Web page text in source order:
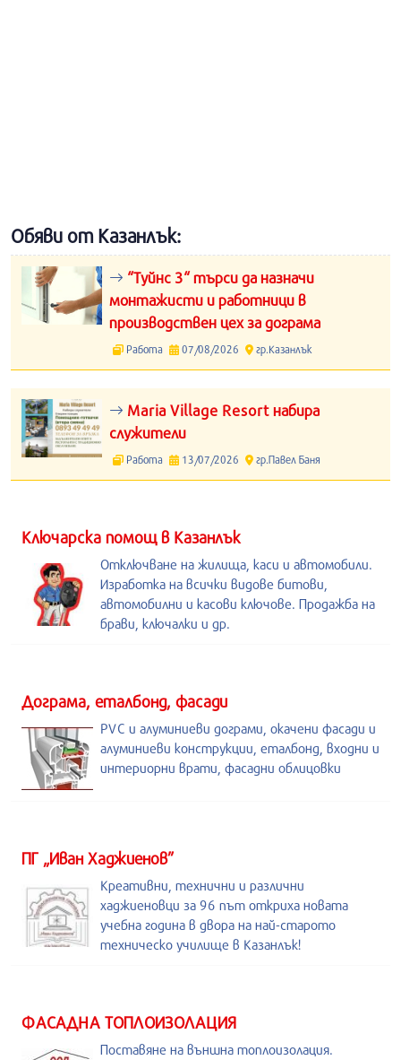
Обяви от Казанлък:
“Туйнс 3“ търси да назначи
монтажисти и работници в
производствен цех за дограма
Работа 07/08/2026 гр.Казанлък
Maria Village Resort набира
служители
Работа 13/07/2026 гр.Павел Баня
Kлючарска помощ в Казанлък
Отключване на жилища, каси и автомобили.
Изработка на всички видове битови,
автомобилни и касови ключове. Продажба на
брави, ключалки и др.
Дограма, еталбонд, фасади
PVC и алуминиеви дограми, окачени фасади и
алуминиеви конструкции, еталбонд, входни и
интериорни врати, фасадни облицовки
ПГ „Иван Хаджиенов”
Креативни, технични и различни
хаджиеновци за 96 път откриха новата
учебна година в двора на най-старото
техническо училище в Казанлък!
ФАСАДНА ТОПЛОИЗОЛАЦИЯ
Поставяне на външна топлоизолация.